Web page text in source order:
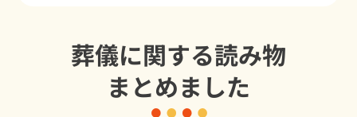
葬儀に関する読み物
まとめました